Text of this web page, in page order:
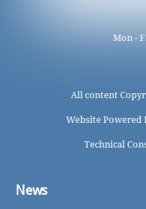
Mon -
All content
Website Powered
Technical
News